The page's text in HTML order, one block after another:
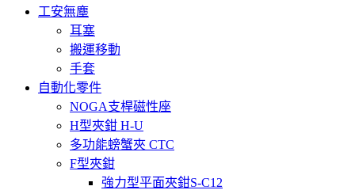
工安無塵
耳塞
搬運移動
手套
自動化零件
NOGA支桿磁性座
H型夾鉗 H-U
多功能螃蟹夾 CTC
F型夾鉗
強力型平面夾鉗S-C12